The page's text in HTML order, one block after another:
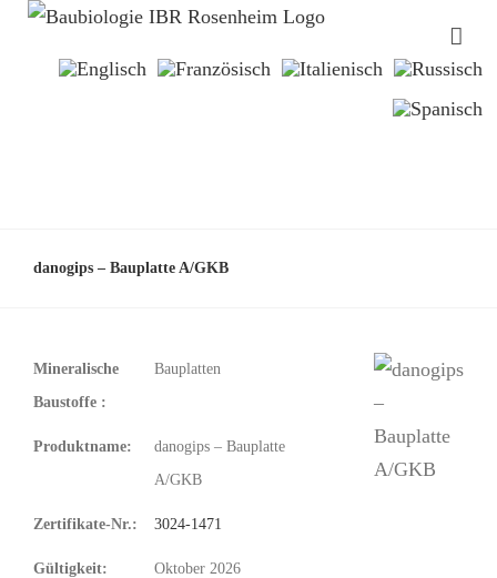
danogips – Bauplatte A/GKB
Mineralische
Baustoffe :
Bauplatten
Produktname:
danogips – Bauplatte
A/GKB
Zertifikate-Nr.: 3024-1471
Gültigkeit: Oktober 2026